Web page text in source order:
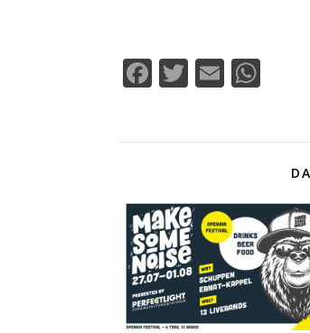
Facebook
Twitter
Email